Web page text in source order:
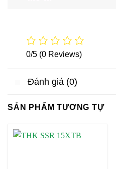
0/5 (0 Reviews)
Đánh giá (0)
SẢN PHẨM TƯƠNG TỰ